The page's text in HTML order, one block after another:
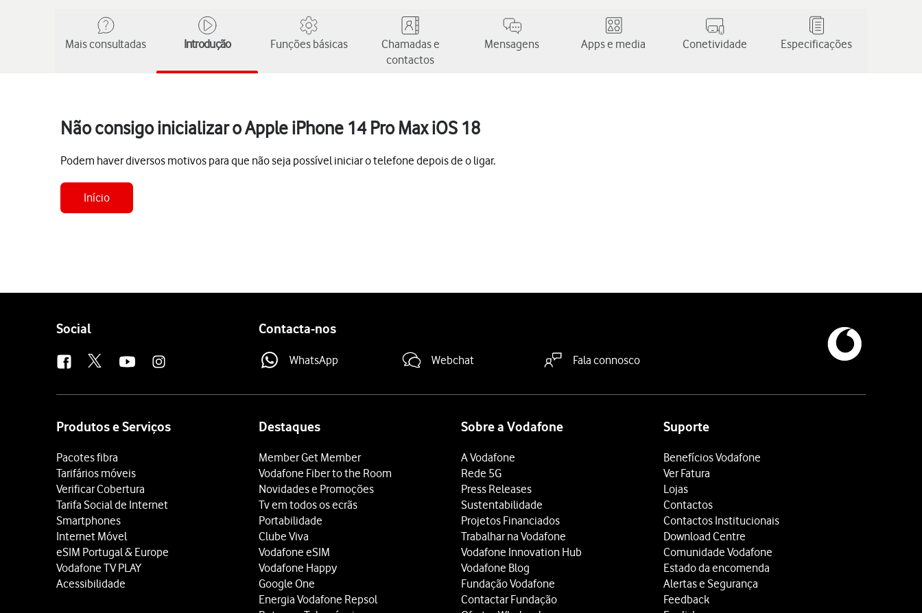
Mais consultadas Introdução Funções básicas
Chamadas e
contactos
Mensagens Apps e media Conetividade Especificações
Não consigo inicializar o Apple iPhone 14 Pro Max iOS 18
Podem haver diversos motivos para que não seja possível iniciar o telefone depois de o ligar.
Início
Follow
Social Contacta-nos
WhatsApp Webchat Fala connosco
Produtos e Serviços
Pacotes fibra
Tarifários móveis
Verificar Cobertura
Tarifa Social de Internet
Smartphones
Internet Móvel
eSIM Portugal & Europe
Vodafone TV PLAY
Acessibilidade
Destaques
Member Get Member
Vodafone Fiber to the Room
Novidades e Promoções
Tv em todos os ecrãs
Portabilidade
Clube Viva
Vodafone eSIM
Vodafone Happy
Google One
Energia Vodafone Repsol
Sobre a Vodafone
A Vodafone
Rede 5G
Press Releases
Sustentabilidade
Projetos Financiados
Trabalhar na Vodafone
Vodafone Innovation Hub
Vodafone Blog
Fundação Vodafone
Contactar Fundação
Suporte
Benefícios Vodafone
Ver Fatura
Lojas
Contactos
Contactos Institucionais
Download Centre
Comunidade Vodafone
Estado da encomenda
Alertas e Segurança
Feedback